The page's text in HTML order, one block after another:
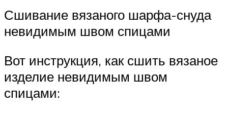
Сшивание вязаного шарфа-снуда
невидимым швом спицами
Вот инструкция, как сшить вязаное
изделие невидимым швом
спицами: